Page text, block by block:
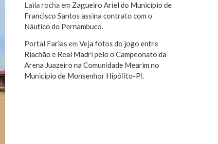
Laila rocha em Zagueiro Ariel do Município de
Francisco Santos assina contrato com o
Náutico do Pernambuco.
Portal Farias em Veja fotos do jogo entre
Riachão e Real Madri pelo o Campeonato da
Arena Juazeiro na Comunidade Mearim no
Municipio de Monsenhor Hipólito-PI.